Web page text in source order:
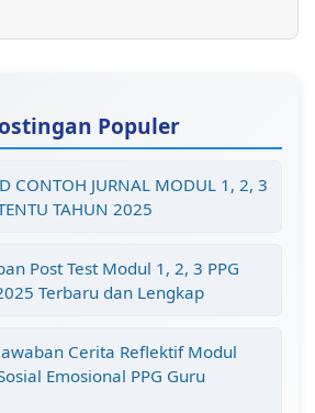
Populer
CONTOH JURNAL MODUL 1, 2, 3
TAHUN 2025
Post Test Modul 1, 2, 3 PPG
Terbaru dan Lengkap
Cerita Reflektif Modul
Emosional PPG Guru